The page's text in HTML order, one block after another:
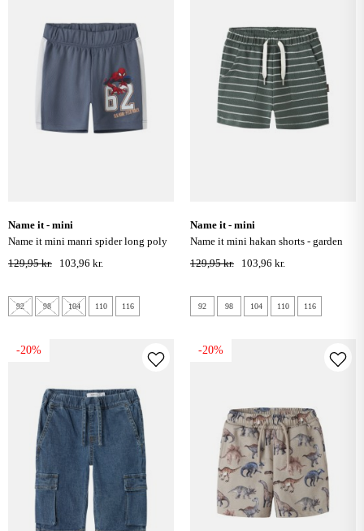
name it - mini
name it mini manri spider long poly
shorts - vintage indigo
129,95 kr. 103,96 kr.
92 98 104 110 116
name it - mini
name it mini hakan shorts - garden
topiary
129,95 kr. 103,96 kr.
92 98 104 110 116
-20% -20%